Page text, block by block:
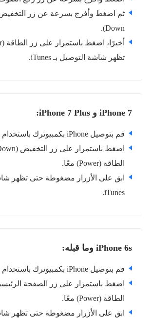
Down).
تظهر شاشة التوصيل بـ iTunes.
iPhone 7 و iPhone 7 Plus:
قم بتوصيل iPhone بكمبيوترك باستخدام كابل USB.
الطاقة (Power) معًا.
ابق على الأزرار مضغوطة حتى تظهر
iTunes.
iPhone 6s وما قبله:
قم بتوصيل iPhone بكمبيوترك باستخدام كابل USB.
الطاقة (Power) معًا.
ابق على الأزرار مضغوطة حتى تظهر